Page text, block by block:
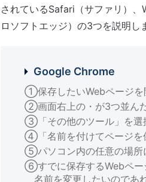
されているSafari（サファリ）
ロソフトエッジ）の3つを説明し
Google Chrome
①保存したいWebページを
②画面右上の・が3つ並ん
③「その他のツール」を選
④「名前を付けてページを
⑤パソコン内の任意の場所
⑥すでに保存するWebペー
名前を変更したいのであ